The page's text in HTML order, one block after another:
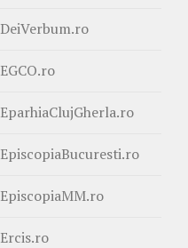
DeiVerbum.ro
EGCO.ro
EparhiaClujGherla.ro
EpiscopiaBucuresti.ro
EpiscopiaMM.ro
Ercis.ro